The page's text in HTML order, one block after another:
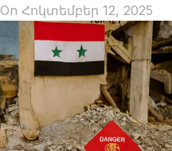
On Հոկտեմբեր 12, 2025